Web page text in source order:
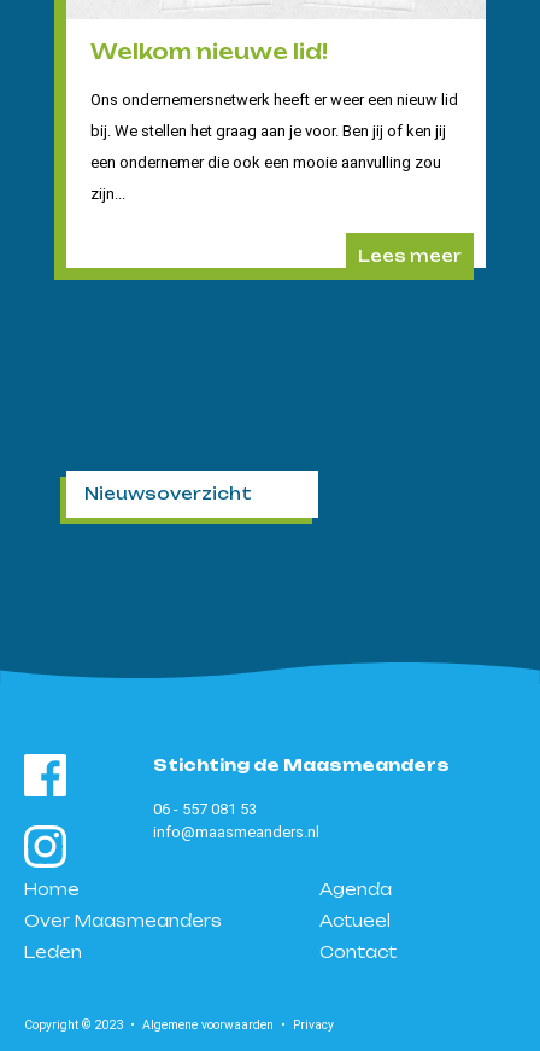
Welkom nieuwe lid!
Ons ondernemersnetwerk heeft er weer een nieuw lid
bij. We stellen het graag aan je voor. Ben jij of ken jij
een ondernemer die ook een mooie aanvulling zou
zijn...
Lees meer
Nieuwsoverzicht
Stichting de Maasmeanders
06 - 557 081 53
info@maasmeanders.nl
Home
Over Maasmeanders
Leden
Agenda
Actueel
Contact
Copyright © 2023 • Algemene voorwaarden • Privacy